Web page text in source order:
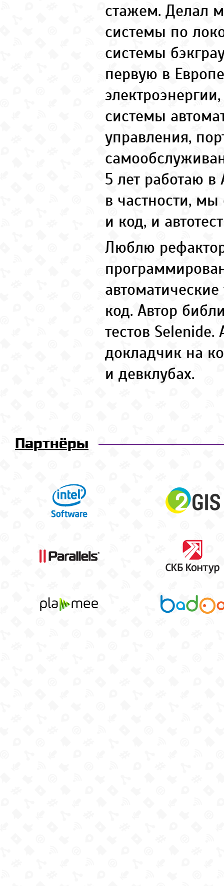
стажем. Делал
системы по
системы
первую в
системы
управления,
5 лет работаю
в частности,
и код, и
Люблю
код. Автор
тестов
докладчик на
и девклубах.
Партнёры